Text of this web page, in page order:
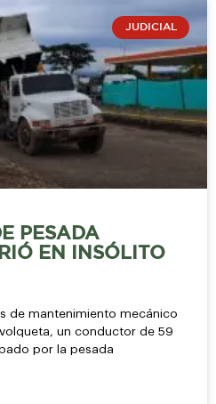
JUDICIAL
PESADA
EN INSÓLITO
de mantenimiento mecánico
un conductor de 59
por la pesada